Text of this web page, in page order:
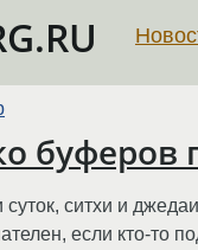
буферов
ситхи и
если кто-то